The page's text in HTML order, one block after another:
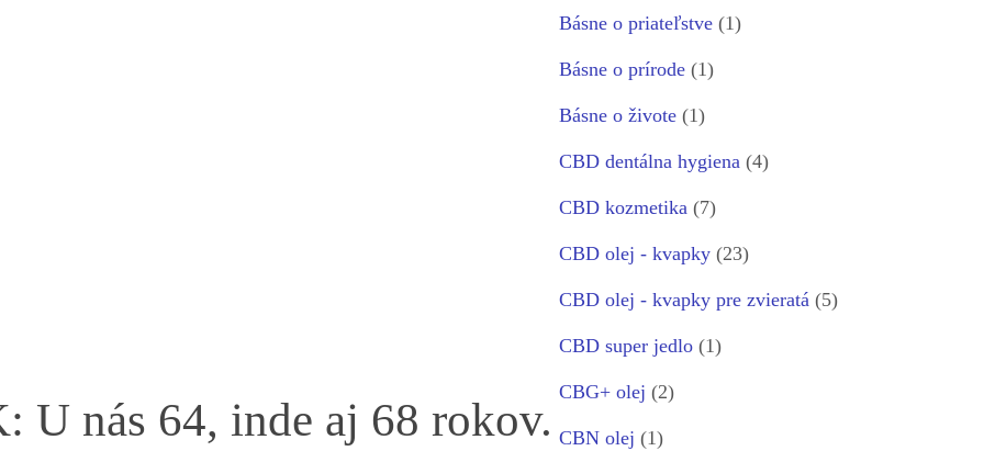
nás 64, inde aj 68 rokov.
Básne o priateľstve (1)
Básne o prírode (1)
Básne o živote (1)
CBD dentálna hygiena (4)
CBD kozmetika (7)
CBD olej - kvapky (23)
CBD olej - kvapky pre zvieratá (5)
CBD super jedlo (1)
CBG+ olej (2)
CBN olej (1)